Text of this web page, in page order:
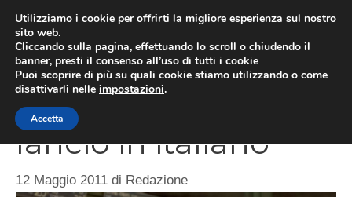
contenuto
L.A. Noire, trailer di
lancio in italiano
12 Maggio 2011 di Redazione
Utilizziamo i cookie per offrirti la migliore esperienza sul nostro
sito web.
Cliccando sulla pagina, effettuando lo scroll o chiudendo il
banner, presti il consenso all’uso di tutti i cookie
Puoi scoprire di più su quali cookie stiamo utilizzando o come
disattivarli nelle impostazioni.
Accetta